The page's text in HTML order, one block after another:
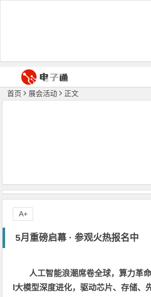
首页 展会活动 正文
5月重磅启幕 · 参观火热报名中
人工智能浪潮席卷全球，算力革
I大模型深度进化，驱动芯片、存储、
A+